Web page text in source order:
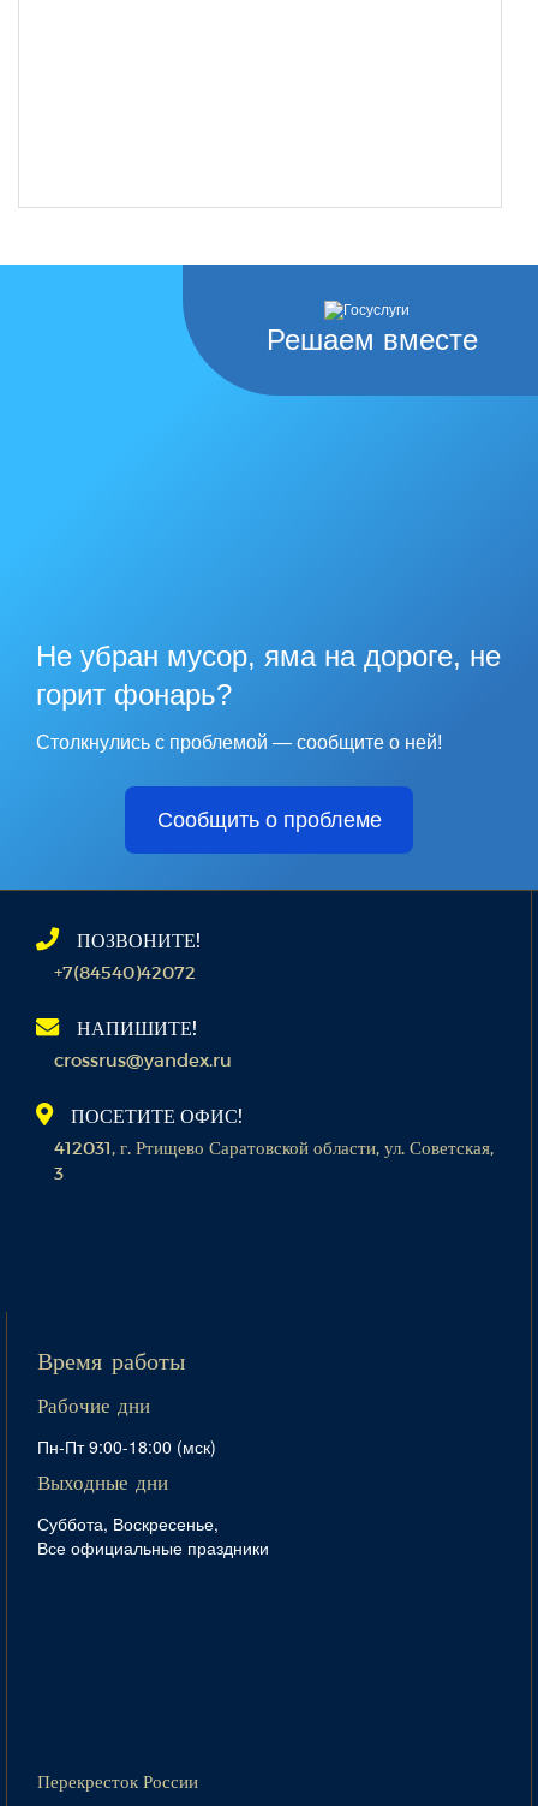
Решаем вместе
Не убран мусор, яма на дороге, не
горит фонарь?
Столкнулись с проблемой — сообщите о ней!
Сообщить о проблеме
ПОЗВОНИТЕ!
+7(84540)42072
НАПИШИТЕ!
crossrus@yandex.ru
ПОСЕТИТЕ ОФИС!
412031, г. Ртищево Саратовской области, ул. Советская,
3
Время работы
Рабочие дни
Пн-Пт 9:00-18:00 (мск)
Выходные дни
Суббота, Воскресенье,
Все официальные праздники
Перекресток России